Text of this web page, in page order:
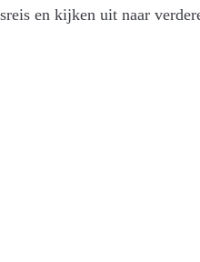
en kijken uit naar